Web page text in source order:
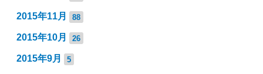
2015年11月 88
2015年10月 26
2015年9月 5